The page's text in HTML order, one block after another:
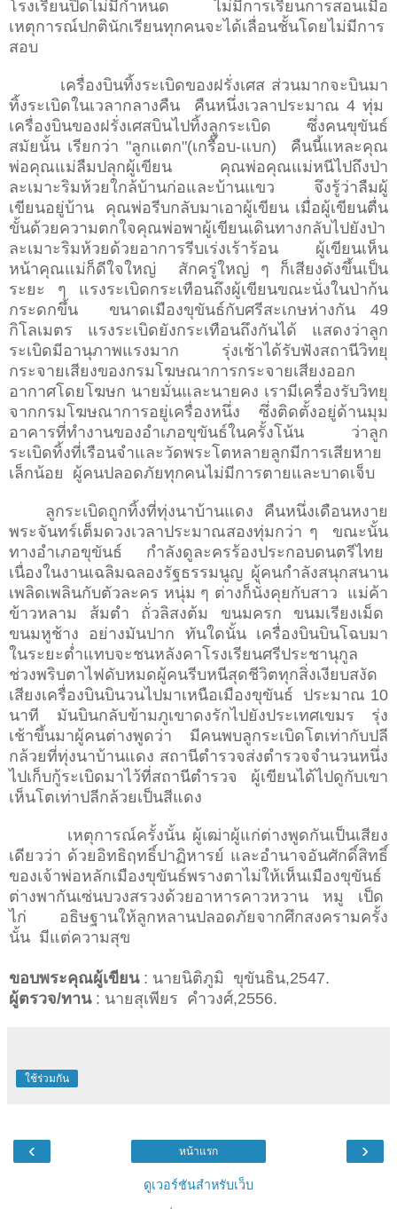
โรงเรียนปิดไม่มีกำหนด ไม่มีการเรียนการสอนเมื่อ
เหตุการณ์ปกตินักเรียนทุกคนจะได้เลื่อนชั้นโดยไม่มีการ
สอบ
เครื่องบินทิ้งระเบิดของฝรั่งเศส ส่วนมากจะบินมา
ทิ้งระเบิดในเวลากลางคืน คืนหนึ่งเวลาประมาณ 4 ทุ่ม
เครื่องบินของฝรั่งเศสบินไปทิ้งลูกระเบิด ซึ่งคนขุขันธ์
สมัยนั้น เรียกว่า "ลูกแตก"(เกรื๊อบ-แบก) คืนนี้แหละคุณ
พ่อคุณแม่ลืมปลุกผู้เขียน คุณพ่อคุณแม่หนีไปถึงป่า
ละเมาะริมห้วยใกล้บ้านก่อและบ้านแขว จึงรู้ว่าลืมผู้
เขียนอยู่บ้าน คุณพ่อรีบกลับมาเอาผู้เขียน เมื่อผู้เขียนตื่น
ขั้นด้วยความตกใจคุณพ่อพาผู้เขียนเดินทางกลับไปยังป่า
ละเมาะริมห้วยด้วยอาการรีบเร่งเร้าร้อน ผู้เขียนเห็น
หน้าคุณแม่ก็ดีใจใหญ่ สักครู่ใหญ่ ๆ ก็เสียงดังขึ้นเป็น
ระยะ ๆ แรงระเบิดกระเทือนถึงผู้เขียนขณะนั่งในป่าก้น
กระดกขึ้น ขนาดเมืองขุขันธ์กับศรีสะเกษห่างกัน 49
กิโลเมตร แรงระเบิดยังกระเทือนถึงกันได้ แสดงว่าลูก
ระเบิดมีอานุภาพแรงมาก รุ่งเช้าได้รับฟังสถานีวิทยุ
กระจายเสียงของกรมโฆษณาการกระจายเสียงออก
อากาศโดยโฆษก นายมั่นและนายคง เรามีเครื่องรับวิทยุ
จากกรมโฆษณาการอยู่เครื่องหนึ่ง ซึ่งติดตั้งอยู่ด้านมุม
อาคารที่ทำงานของอำเภอขุขันธ์ในครั้งโน้น ว่าลูก
ระเบิดทิ้งที่เรือนจำและวัดพระโตหลายลูกมีการเสียหาย
เล็กน้อย ผู้คนปลอดภัยทุกคนไม่มีการตายและบาดเจ็บ
ลูกระเบิดถูกทิ้งที่ทุ่งนาบ้านแดง คืนหนึ่งเดือนหงาย
พระจันทร์เต็มดวงเวลาประมาณสองทุ่มกว่า ๆ ขณะนั้น
ทางอำเภอขุขันธ์ กำลังดูละครร้องประกอบดนตรีไทย
เนื่องในงานเฉลิมฉลองรัฐธรรมนูญ ผู้คนกำลังสนุกสนาน
เพลิดเพลินกับตัวละคร หนุ่ม ๆ ต่างก็นั่งคุยกับสาว แม่ค้า
ข้าวหลาม ส้มตำ ถั่วลิสงต้ม ขนมครก ขนมเรียงเม็ด
ขนมหูช้าง อย่างมันปาก ทันใดนั้น เครื่องบินบินโฉบมา
ในระยะต่ำแทบจะชนหลังคาโรงเรียนศรีประชานุกูล
ช่วงพริบตาไฟดับหมดผู้คนรีบหนีสุดชีวิตทุกสิ่งเงียบสงัด
เสียงเครื่องบินบินวนไปมาเหนือเมืองขุขันธ์ ประมาณ 10
นาที มันบินกลับข้ามภูเขาดงรักไปยังประเทศเขมร รุ่ง
เช้าขึ้นมาผู้คนต่างพูดว่า มีคนพบลูกระเบิดโตเท่ากับปลี
กล้วยที่ทุ่งนาบ้านแดง สถานีตำรวจส่งตำรวจจำนวนหนึ่ง
ไปเก็บกู้ระเบิดมาไว้ที่สถานีตำรวจ ผู้เขียนได้ไปดูกับเขา
เห็นโตเท่าปลีกล้วยเป็นสีแดง
เหตุการณ์ครั้งนั้น ผู้เฒ่าผู้แก่ต่างพูดกันเป็นเสียง
เดียวว่า ด้วยอิทธิฤทธิ์ปาฏิหารย์ และอำนาจอันศักดิ์สิทธิ์
ของเจ้าพ่อหลักเมืองขุขันธ์พรางตาไม่ให้เห็นเมืองขุขันธ์
ต่างพากันเซ่นบวงสรวงด้วยอาหารคาวหวาน หมู เป็ด
ไก่ อธิษฐานให้ลูกหลานปลอดภัยจากศึกสงครามครั้ง
นั้น มีแต่ความสุข
ขอบพระคุณผู้เขียน: นายนิติภูมิ ขุขันธิน,2547.
ผู้ตรวจ/ทาน : นายสุเพียร คำวงศ์,2556.
ใช้ร่วมกัน
‹ ›
หน้าแรก
ดูเวอร์ชันสำหรับเว็บ